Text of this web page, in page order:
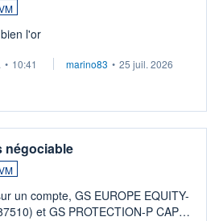
l'or
• 10:41 marino83 • 25 juil. 2026
négociable
un compte, GS EUROPE EQUITY-
et GS PROTECTION-P CAP